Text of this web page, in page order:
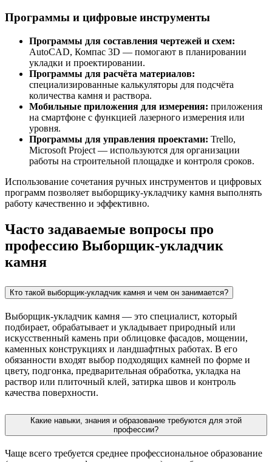
Программы и цифровые инструменты
Программы для составления чертежей и схем:
AutoCAD, Компас 3D — помогают в планировании
укладки и проектировании.
Программы для расчёта материалов:
специализированные калькуляторы для подсчёта
количества камня и раствора.
Мобильные приложения для измерения: приложения
на смартфоне с функцией лазерного измерения или
уровня.
Программы для управления проектами: Trello,
Microsoft Project — используются для организации
работы на строительной площадке и контроля сроков.
Использование сочетания ручных инструментов и цифровых
программ позволяет выборщику-укладчику камня выполнять
работу качественно и эффективно.
Часто задаваемые вопросы про
профессию Выборщик-укладчик
камня
Кто такой выборщик-укладчик камня и чем он занимается?
Выборщик-укладчик камня — это специалист, который
подбирает, обрабатывает и укладывает природный или
искусственный камень при облицовке фасадов, мощении,
каменных конструкциях и ландшафтных работах. В его
обязанности входят выбор подходящих камней по форме и
цвету, подгонка, предварительная обработка, укладка на
раствор или плиточный клей, затирка швов и контроль
качества поверхности.
Какие навыки, знания и образование требуются для этой
профессии?
Чаще всего требуется среднее профессиональное образование